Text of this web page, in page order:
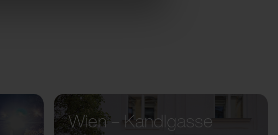
Wien – Kandlgasse